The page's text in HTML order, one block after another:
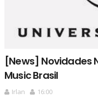
[News] Novidades
Music Brasil
Irlan
16:00